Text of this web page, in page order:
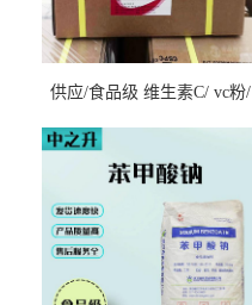
供应/食品级 维生素C/ vc粉/